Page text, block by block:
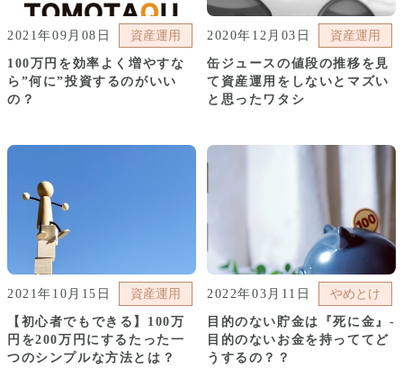
2021年09月08日 資産運用
100万円を効率よく増やすな
ら”何に”投資するのがいい
の？
2020年12月03日 資産運用
缶ジュースの値段の推移を見
て資産運用をしないとマズい
と思ったワタシ
2021年10月15日 資産運用
【初心者でもできる】100万
円を200万円にするたった一
つのシンプルな方法とは？
2022年03月11日 やめとけ
目的のない貯金は『死に金』-
目的のないお金を持っててど
うするの？？